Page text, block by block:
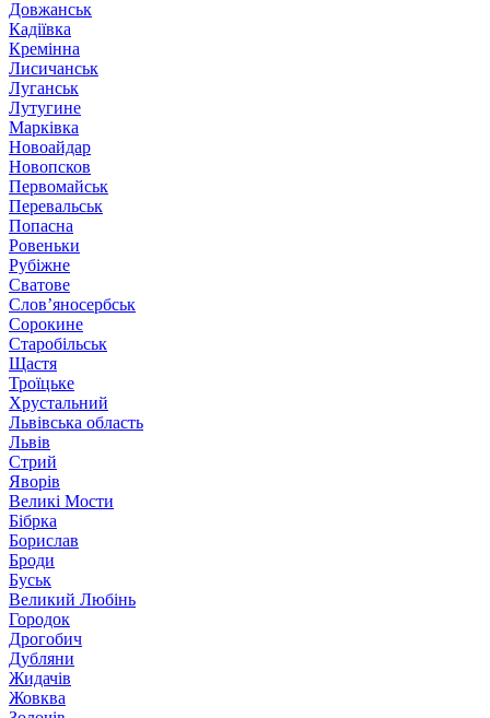
Довжанськ
Кадіївка
Кремінна
Лисичанськ
Луганськ
Лутугине
Марківка
Новоайдар
Новопсков
Первомайськ
Перевальськ
Попасна
Ровеньки
Рубіжне
Сватове
Слов’яносербськ
Сорокине
Старобільськ
Щастя
Троїцьке
Хрустальний
Львівська область
Львів
Стрий
Яворів
Великі Мости
Бібрка
Борислав
Броди
Буськ
Великий Любінь
Городок
Дрогобич
Дубляни
Жидачів
Жовква